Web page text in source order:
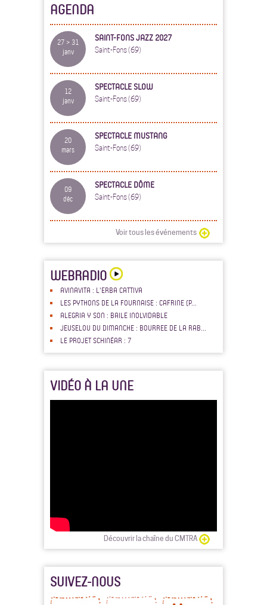
AGENDA
27 > 31
janv
SAINT-FONS JAZZ 2027
Saint-Fons (69)
12
janv
SPECTACLE SLOW
Saint-Fons (69)
20
mars
SPECTACLE MUSTANG
Saint-Fons (69)
09
déc
SPECTACLE DÔME
Saint-Fons (69)
Voir tous les événements
WEBRADIO
AVINAVITA : L'ERBA CATTIVA
LES PYTHONS DE LA FOURNAISE : CAFRINE (P...
ALEGRIA Y SON : BAILE INOLVIDABLE
JEUSELOU DU DIMANCHE : BOURREE DE LA RAB...
LE PROJET SCHINÉAR : 7
VIDÉO À LA UNE
Découvrir la chaîne du CMTRA
SUIVEZ-NOUS